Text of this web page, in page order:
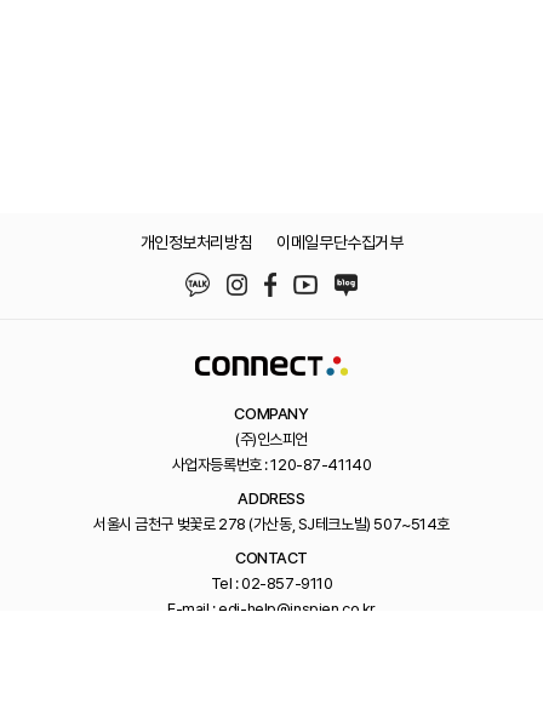
개인정보처리방침 이메일무단수집거부
COMPANY
(주)인스피언
사업자등록번호 : 120-87-41140
ADDRESS
서울시 금천구 벚꽃로 278 (가산동, SJ테크노빌) 507~514호
CONTACT
Tel : 02-857-9110
E-mail : edi-help@inspien.co.kr